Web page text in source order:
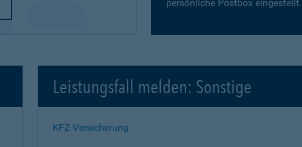
persönliche Postbox eingestellt.
Leistungsfall melden: Sonstige
KFZ-Versicherung